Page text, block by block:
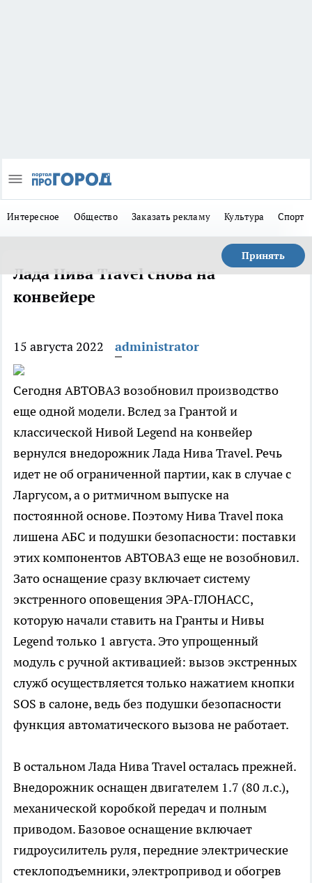
Интересное Общество Заказать рекламу Культура Спорт
Принять
Лада Нива Travel снова на
конвейере
15 августа 2022 administrator
Сегодня АВТОВАЗ возобновил производство
еще одной модели. Вслед за Грантой и
классической Нивой Legend на конвейер
вернулся внедорожник Лада Нива Travel. Речь
идет не об ограниченной партии, как в случае с
Ларгусом, а о ритмичном выпуске на
постоянной основе. Поэтому Нива Travel пока
лишена АБС и подушки безопасности: поставки
этих компонентов АВТОВАЗ еще не возобновил.
Зато оснащение сразу включает систему
экстренного оповещения ЭРА-ГЛОНАСС,
которую начали ставить на Гранты и Нивы
Legend только 1 августа. Это упрощенный
модуль с ручной активацией: вызов экстренных
служб осуществляется только нажатием кнопки
SOS в салоне, ведь без подушки безопасности
функция автоматического вызова не работает.
В остальном Лада Нива Travel осталась прежней.
Внедорожник оснащен двигателем 1.7 (80 л.с.),
механической коробкой передач и полным
приводом. Базовое оснащение включает
гидроусилитель руля, передние электрические
стеклоподъемники, электропривод и обогрев